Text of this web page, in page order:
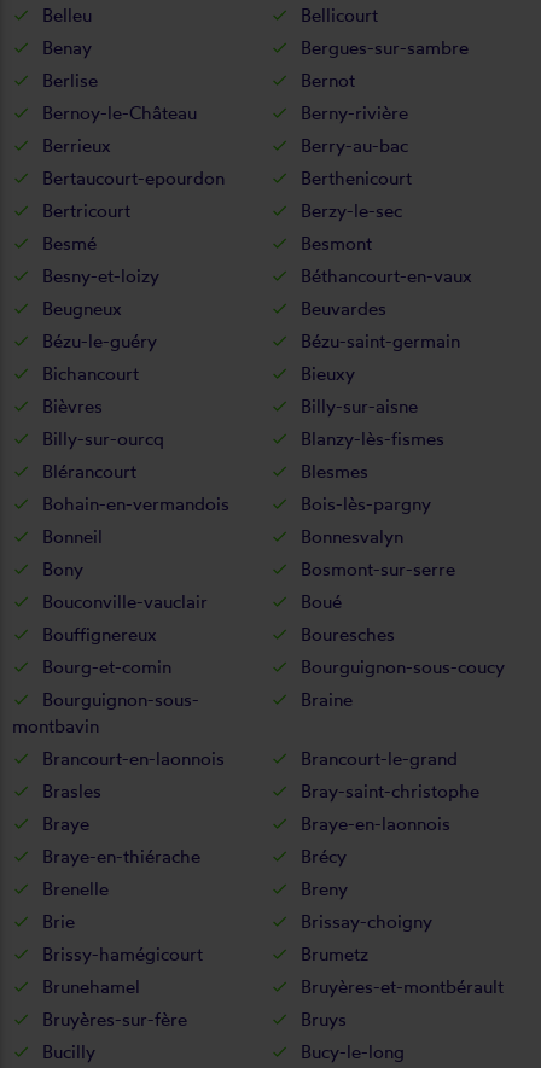
Belleu
Bellicourt
Benay
Bergues-sur-sambre
Berlise
Bernot
Bernoy-le-Château
Berny-rivière
Berrieux
Berry-au-bac
Bertaucourt-epourdon
Berthenicourt
Bertricourt
Berzy-le-sec
Besmé
Besmont
Besny-et-loizy
Béthancourt-en-vaux
Beugneux
Beuvardes
Bézu-le-guéry
Bézu-saint-germain
Bichancourt
Bieuxy
Bièvres
Billy-sur-aisne
Billy-sur-ourcq
Blanzy-lès-fismes
Blérancourt
Blesmes
Bohain-en-vermandois
Bois-lès-pargny
Bonneil
Bonnesvalyn
Bony
Bosmont-sur-serre
Bouconville-vauclair
Boué
Bouffignereux
Bouresches
Bourg-et-comin
Bourguignon-sous-coucy
Bourguignon-sous-
montbavin
Braine
Brancourt-en-laonnois
Brancourt-le-grand
Brasles
Bray-saint-christophe
Braye
Braye-en-laonnois
Braye-en-thiérache
Brécy
Brenelle
Breny
Brie
Brissay-choigny
Brissy-hamégicourt
Brumetz
Brunehamel
Bruyères-et-montbérault
Bruyères-sur-fère
Bruys
Bucilly
Bucy-le-long